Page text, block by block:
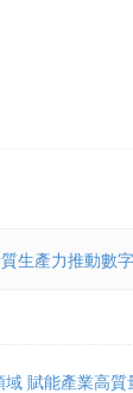
生產力推動數
賦能產業高質